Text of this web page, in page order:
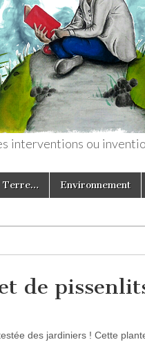
interventions ou
Terre… Environnement
de
des jardiniers ! Cette